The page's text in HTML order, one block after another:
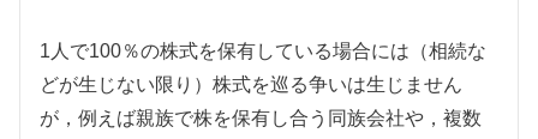
1人で100％の株式を保有している場合には（相続な
どが生じない限り）株式を巡る争いは生じません
が，例えば親族で株を保有し合う同族会社や，複数